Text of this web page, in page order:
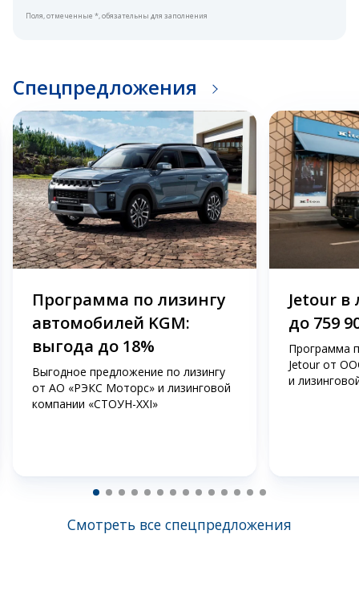
Поля, отмеченные *, обязательны для заполнения
Спецпредложения
Программа по лизингу
автомобилей KGM:
выгода до 18%
Выгодное предложение по лизингу
от АО «РЭКС Моторс» и лизинговой
компании «СТОУН-ХХI»
Jetour в
до 759
Программа
Jetour от
и
Смотреть все спецпредложения